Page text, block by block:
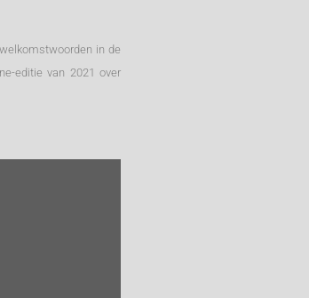
in de
editie van 2021 over